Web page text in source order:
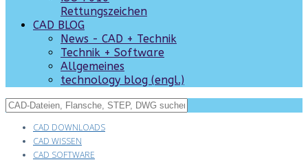
Rettungszeichen
CAD BLOG
News - CAD + Technik
Technik + Software
Allgemeines
technology blog (engl.)
CAD DOWNLOADS
CAD WISSEN
CAD SOFTWARE